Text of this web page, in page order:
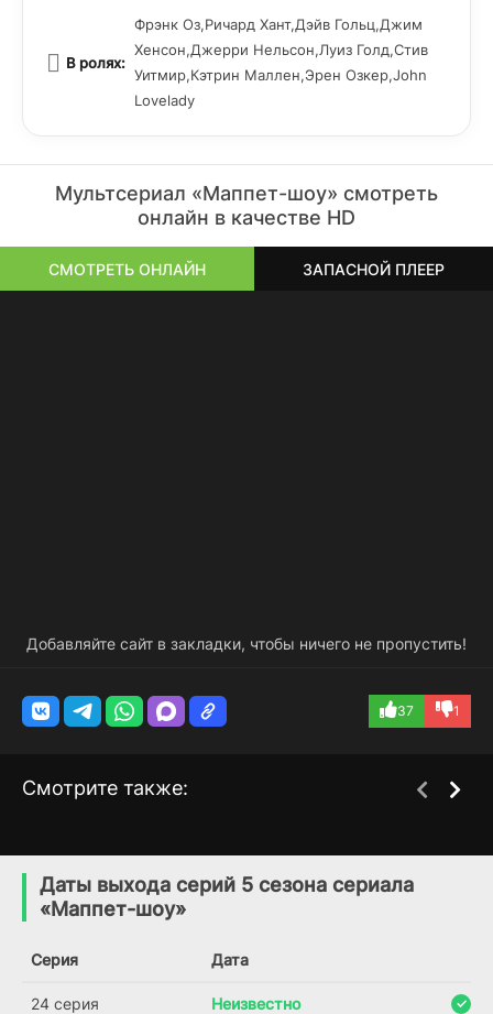
В ролях:
Фрэнк Оз,Ричард Хант,Дэйв Гольц,Джим
Хенсон,Джерри Нельсон,Луиз Голд,Стив
Уитмир,Кэтрин Маллен,Эрен Озкер,John
Lovelady
Мультсериал «Маппет-шоу» смотреть
онлайн в качестве HD
СМОТРЕТЬ ОНЛАЙН ЗАПАСНОЙ ПЛЕЕР
Добавляйте сайт в закладки, чтобы ничего не пропустить!
37 1
Смотрите также:
8.0
Даты выхода серий 5 сезона сериала
«Маппет-шоу»
Серия Дата
24 серия Неизвестно